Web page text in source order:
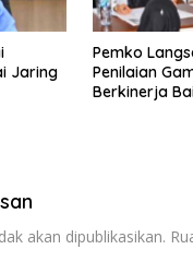
Jaring
Pemko
Penilaian
Berkinerja
akan dipublikasikan.